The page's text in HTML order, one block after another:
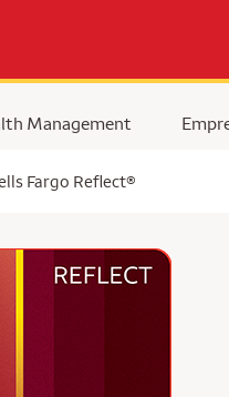
Management
Fargo Reflect®